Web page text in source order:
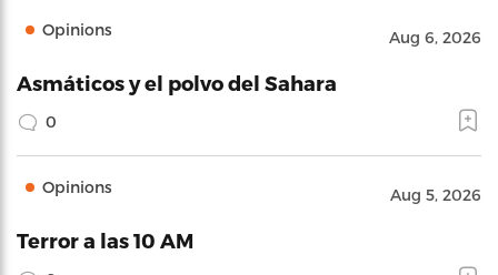
Opinions Aug 6, 2026
Asmáticos y el polvo del Sahara
0
Opinions Aug 5, 2026
Terror a las 10 AM